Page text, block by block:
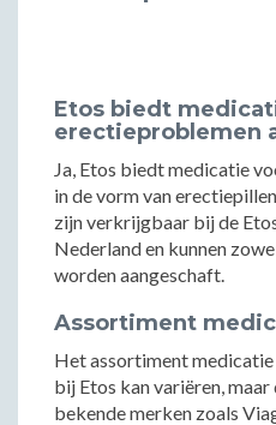
Etos biedt
erectieproblemen
Ja, Etos biedt medicatie
in de vorm van
zijn verkrijgbaar bij de
Nederland en kunnen
worden aangeschaft.
Assortiment
Het assortiment
bij Etos kan variëren,
bekende merken zoals